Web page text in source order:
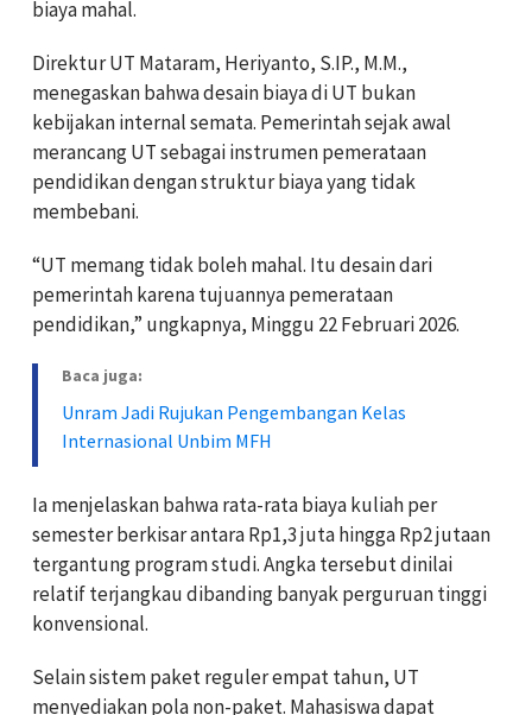
biaya mahal.
Direktur UT Mataram, Heriyanto, S.IP., M.M.,
menegaskan bahwa desain biaya di UT bukan
kebijakan internal semata. Pemerintah sejak awal
merancang UT sebagai instrumen pemerataan
pendidikan dengan struktur biaya yang tidak
membebani.
“UT memang tidak boleh mahal. Itu desain dari
pemerintah karena tujuannya pemerataan
pendidikan,” ungkapnya, Minggu 22 Februari 2026.
Baca juga:
Unram Jadi Rujukan Pengembangan Kelas
Internasional Unbim MFH
Ia menjelaskan bahwa rata-rata biaya kuliah per
semester berkisar antara Rp1,3 juta hingga Rp2 jutaan
tergantung program studi. Angka tersebut dinilai
relatif terjangkau dibanding banyak perguruan tinggi
konvensional.
Selain sistem paket reguler empat tahun, UT
menyediakan pola non-paket. Mahasiswa dapat